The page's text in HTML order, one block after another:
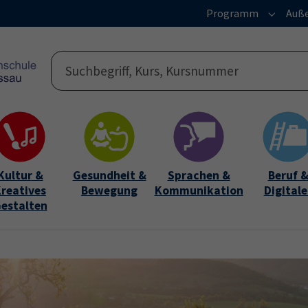
Programm
&
Gesundheit &
Bewegung
Sprachen &
Kommunikation
Beruf &